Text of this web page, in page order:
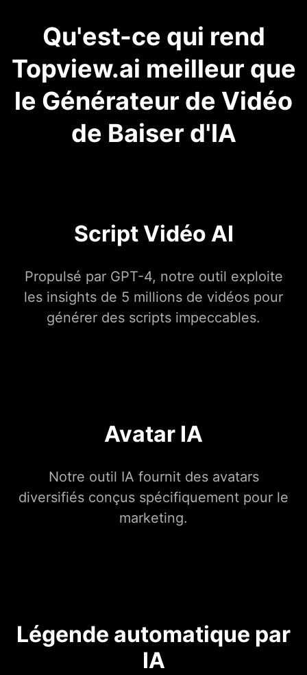
Qu'est-ce qui rend
Topview.ai meilleur que
le Générateur de Vidéo
de Baiser d'IA
Script Vidéo AI
Propulsé par GPT-4, notre outil exploite
les insights de 5 millions de vidéos pour
générer des scripts impeccables.
Avatar IA
Notre outil IA fournit des avatars
diversifiés conçus spécifiquement pour le
marketing.
Légende automatique par
IA